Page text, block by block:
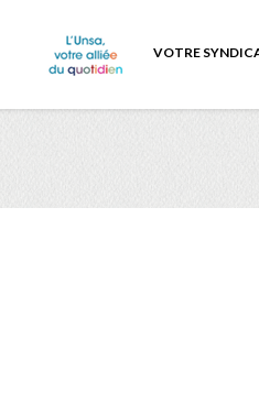
VOTRE